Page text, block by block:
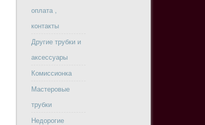
оплата ,
контакты
Другие трубки и
аксессуары
Комиссионка
Мастеровые
трубки
Недорогие